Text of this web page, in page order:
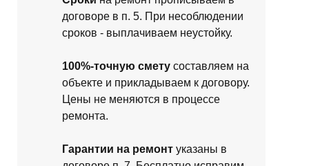
договоре в п. 5. При несоблюдении
сроков - выплачиваем неустойку.
100%-точную смету составляем на
объекте и прикладываем к договору.
Цены не меняются в процессе
ремонта.
Гарантии на ремонт указаны в